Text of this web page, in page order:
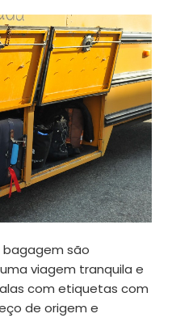
bagagem são
viagem tranquila e
com etiquetas com
de origem e